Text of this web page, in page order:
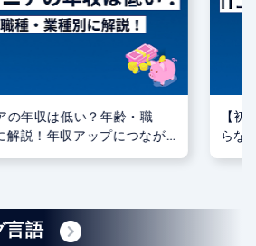
の年収は低い？年齢・職
解説！年収アップにつなが
【初
らな
言語